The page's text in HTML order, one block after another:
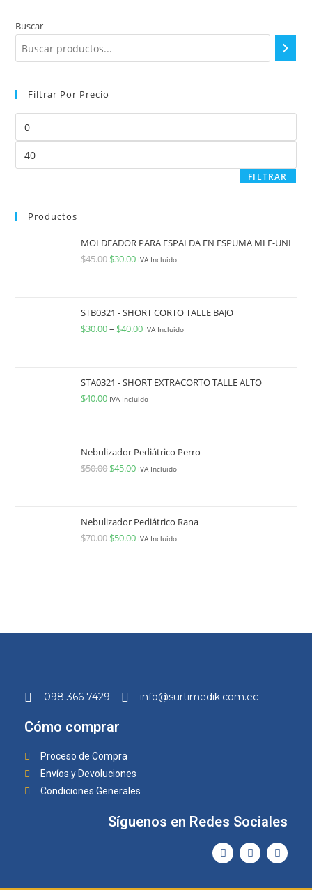
Buscar
Filtrar Por Precio
FILTRAR
Productos
MOLDEADOR PARA ESPALDA EN ESPUMA MLE-UNI
$45.00 $30.00 IVA Incluido
STB0321 - SHORT CORTO TALLE BAJO
$30.00– $40.00 IVA Incluido
STA0321 - SHORT EXTRACORTO TALLE ALTO
$40.00 IVA Incluido
Nebulizador Pediátrico Perro
$50.00 $45.00 IVA Incluido
Nebulizador Pediátrico Rana
$70.00 $50.00 IVA Incluido
098 366 7429 info@surtimedik.com.ec
Cómo comprar
Proceso de Compra
Envíos y Devoluciones
Condiciones Generales
Síguenos en Redes Sociales